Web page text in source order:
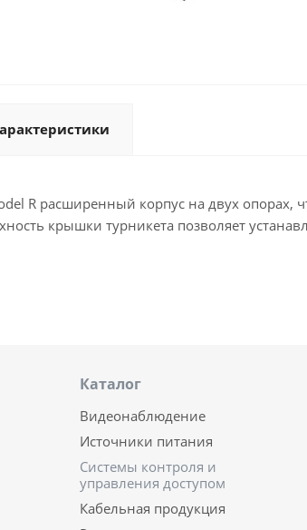
R расширенный корпус на двух
крышки турникета позволяет
Каталог
Видеонаблюдение
Источники питания
Системы контроля и
управления доступом
Кабельная продукция